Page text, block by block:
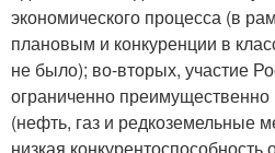
экономического процесса (в
плановым и конкуренции в
не было); во-вторых, участие
ограниченно
(нефть, газ и редкоземельные